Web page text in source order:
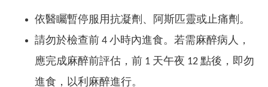
依醫矚暫停服用抗凝劑、阿斯匹靈或止痛劑。
請勿於檢查前 4 小時內進食。若需麻醉病人，
應完成麻醉前評估，前 1 天午夜 12 點後，即勿
進食，以利麻醉進行。